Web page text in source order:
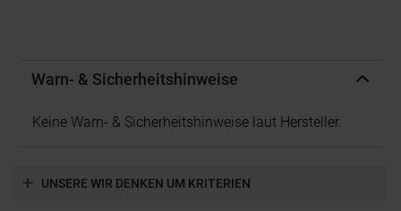
Warn- & Sicherheitshinweise
Keine Warn- & Sicherheitshinweise laut Hersteller.
UNSERE WIR DENKEN UM KRITERIEN